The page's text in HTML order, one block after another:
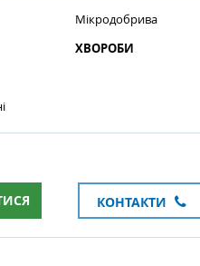
Мікродобрива
ХВОРОБИ
КОНТАКТИ